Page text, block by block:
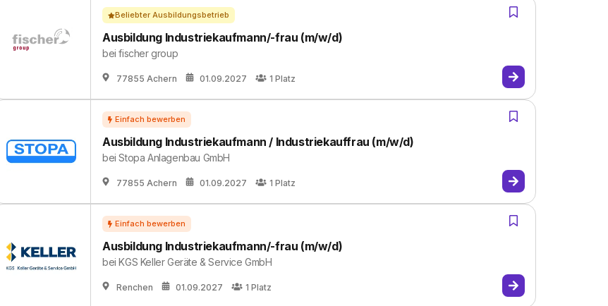
Ausbildung Industriekaufmann/-frau (m/w/d)
beifischer group
77855 Achern 01.09.2027 1 Platz
Beliebter Ausbildungsbetrieb
Ausbildung Industriekaufmann / Industriekauffrau (m/w/d)
beiStopa Anlagenbau GmbH
77855 Achern 01.09.2027 1 Platz
Ausbildung Industriekaufmann/-frau (m/w/d)
beiKGS Keller Geräte & Service GmbH
Renchen 01.09.2027 1 Platz